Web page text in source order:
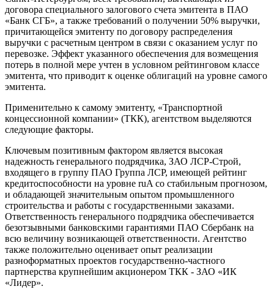
договора специального залогового счета эмитента в ПАО
«Банк СГБ», а также требований о получении 50% выручки,
причитающейся эмитенту по договору распределения
выручки с расчетным центром в связи с оказанием услуг по
перевозке. Эффект указанного обеспечения для возмещения
потерь в полной мере учтен в условном рейтинговом классе
эмитента, что приводит к оценке облигаций на уровне самого
эмитента.
Применительно к самому эмитенту, «Транспортной
концессионной компании» (ТКК), агентством выделяются
следующие факторы.
Ключевым позитивным фактором является высокая
надежность генерального подрядчика, ЗАО ЛСР-Строй,
входящего в группу ПАО Группа ЛСР, имеющей рейтинг
кредитоспособности на уровне ruA со стабильным прогнозом,
и обладающей значительным опытом промышленного
строительства и работы с государственными заказами.
Ответственность генерального подрядчика обеспечивается
безотзывными банковскими гарантиями ПАО Сбербанк на
всю величину возникающей ответственности. Агентство
также положительно оценивает опыт реализации
разноформатных проектов государственно-частного
партнерства крупнейшим акционером ТКК - ЗАО «ИК
«Лидер».